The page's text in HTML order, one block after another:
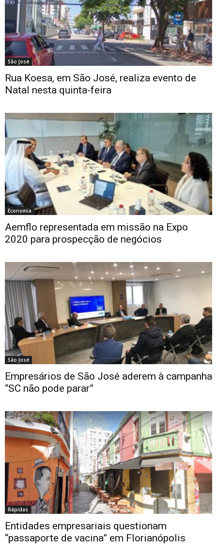
São José
Rua Koesa, em São José, realiza evento de
Natal nesta quinta-feira
Economia
Aemflo representada em missão na Expo
2020 para prospecção de negócios
São José
Empresários de São José aderem à campanha
“SC não pode parar”
Rápidas
Entidades empresariais questionam
“passaporte de vacina” em Florianópolis